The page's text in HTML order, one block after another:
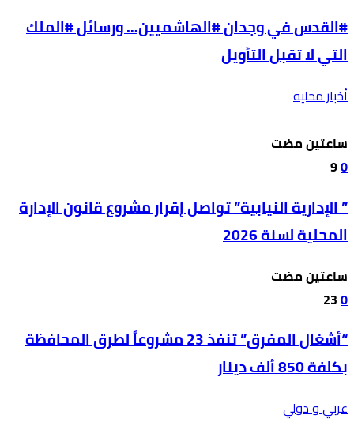
#القدس في وجدان #الهاشميين… ورسائل #الملك
التي لا تقبل التأويل
أخبار محليه
‫‫‫‏‫ساعتين مضت‬
0
9
” الإدارية النيابية” تواصل إقرار مشروع قانون الإدارة
المحلية لسنة 2026
‫‫‫‏‫ساعتين مضت‬
0
23
“أشغال المفرق” تنفذ 23 مشروعاً لطرق المحافظة
بكلفة 850 ألف دينار
عربي و دولي